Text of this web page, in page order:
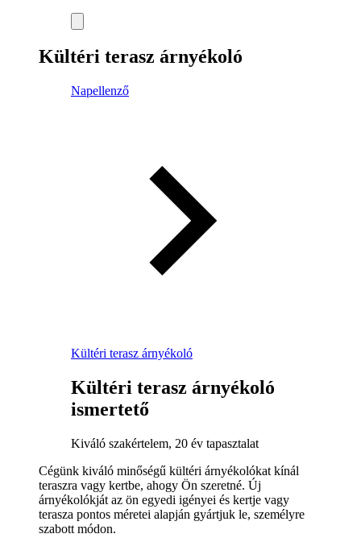
Kültéri terasz árnyékoló
Napellenző
Kültéri terasz árnyékoló
Kültéri terasz árnyékoló
ismertető
Kiváló szakértelem, 20 év tapasztalat
Cégünk kiváló minőségű kültéri árnyékolókat kínál
teraszra vagy kertbe, ahogy Ön szeretné. Új
árnyékolókját az ön egyedi igényei és kertje vagy
terasza pontos méretei alapján gyártjuk le, személyre
szabott módon.